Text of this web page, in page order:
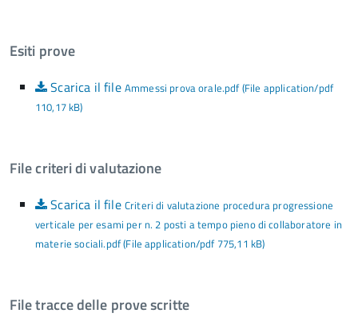
Esiti prove
Scarica il file Ammessi prova orale.pdf (File application/pdf
110,17 kB)
File criteri di valutazione
Scarica il file Criteri di valutazione procedura progressione
verticale per esami per n. 2 posti a tempo pieno di collaboratore in
materie sociali.pdf (File application/pdf 775,11 kB)
File tracce delle prove scritte